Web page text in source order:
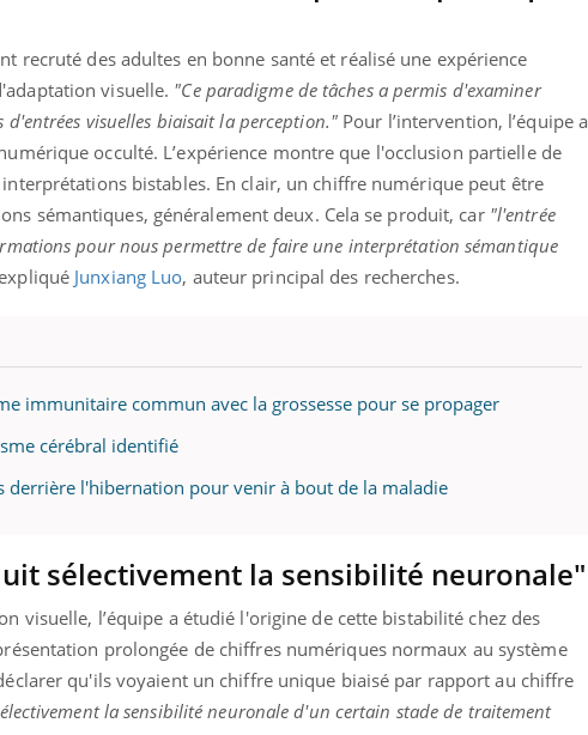
recruté des adultes en bonne santé et réalisé une expérience
visuelle. "Ce paradigme de tâches a permis d'examiner
visuelles biaisait la perception."Pour l’intervention, l’équipe a
occulté. L’expérience montre que l'occlusion partielle de
bistables. En clair, un chiffre numérique peut être
sémantiques, généralement deux. Cela se produit, car "l'entrée
pour nous permettre de faire une interprétation sémantique
Junxiang Luo, auteur principal des recherches.
immunitaire commun avec la grossesse pour se propager
cérébral identifié
derrière l'hibernation pour venir à bout de la maladie
sélectivement la sensibilité neuronale"
visuelle, l’équipe a étudié l'origine de cette bistabilité chez des
prolongée de chiffres numériques normaux au système
qu'ils voyaient un chiffre unique biaisé par rapport au chiffre
la sensibilité neuronale d'un certain stade de traitement